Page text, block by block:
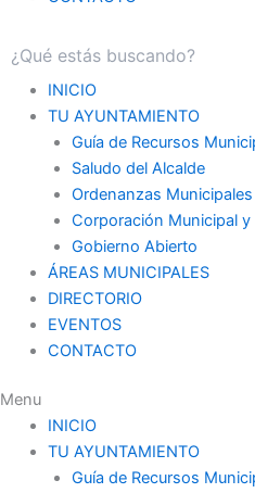
INICIO
TU AYUNTAMIENTO
Guía de Recursos
Saludo del Alcalde
Ordenanzas Municipales
Corporación Municipal y
Gobierno Abierto
ÁREAS MUNICIPALES
DIRECTORIO
EVENTOS
CONTACTO
Menu
INICIO
TU AYUNTAMIENTO
Guía de Recursos